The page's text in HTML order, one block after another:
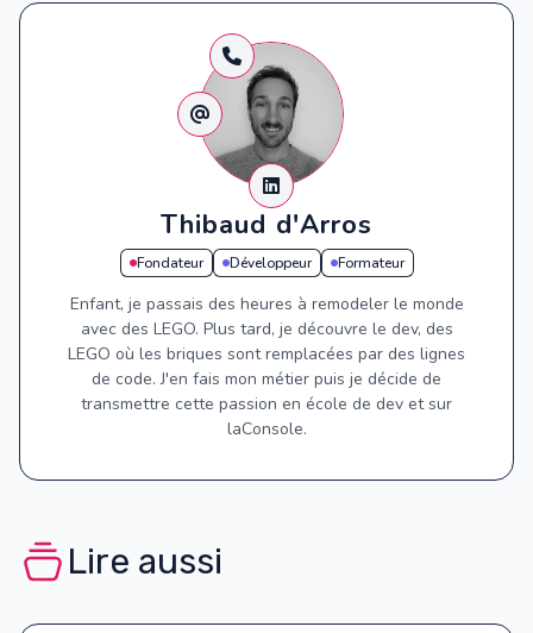
Thibaud d'Arros
Fondateur Développeur Formateur
Enfant, je passais des heures à remodeler le monde
avec des LEGO. Plus tard, je découvre le dev, des
LEGO où les briques sont remplacées par des lignes
de code. J'en fais mon métier puis je décide de
transmettre cette passion en école de dev et sur
laConsole.
Lire aussi